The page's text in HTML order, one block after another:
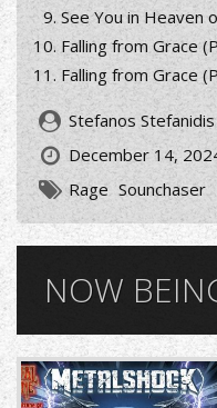
See You in Heaven
Falling from Grace
Falling from Grace
Stefanos Stefanidis
December 14,
Rage Sounchaser
NOW